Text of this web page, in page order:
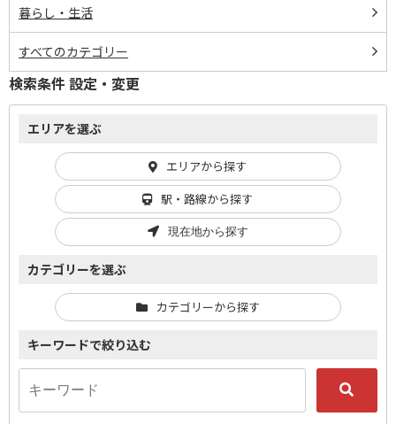
暮らし・生活
すべてのカテゴリー
検索条件 設定・変更
エリアを選ぶ
エリアから探す
駅・路線から探す
現在地から探す
カテゴリーを選ぶ
カテゴリーから探す
キーワードで絞り込む